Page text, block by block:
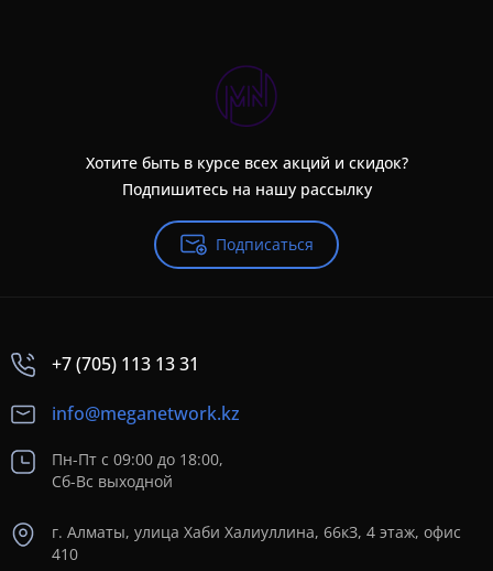
Хотите быть в курсе всех акций и скидок?
Подпишитесь на нашу рассылку
Подписаться
+7 (705) 113 13 31
info@meganetwork.kz
Пн-Пт с 09:00 до 18:00,
Сб-Вс выходной
г. Алматы, улица Хаби Халиуллина, 66кЗ, 4 этаж, офис
410